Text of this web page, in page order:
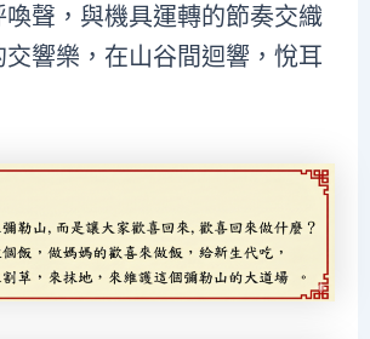
聲，與機具運轉的節奏交織
響樂，在山谷間迴響，悅耳